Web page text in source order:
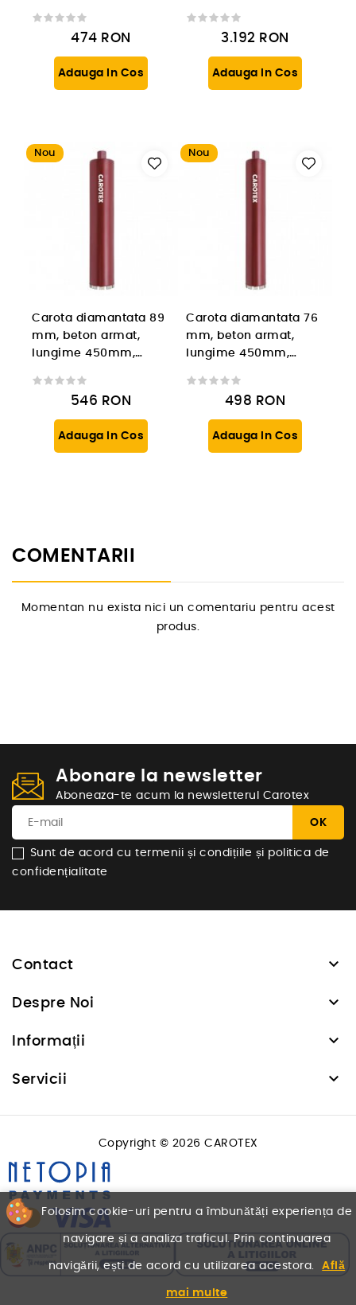
474 RON
Adauga In Cos
3.192 RON
Adauga In Cos
Nou
Carota diamantata 89
mm, beton armat,
lungime 450mm,
546 RON
Adauga In Cos
Nou
Carota diamantata 76
mm, beton armat,
lungime 450mm,
498 RON
Adauga In Cos
COMENTARII
Momentan nu exista nici un comentariu pentru acest
produs.
Abonare la newsletter
Aboneaza-te acum la newsletterul Carotex
Sunt de acord cu termenii și condițiile și politica de
confidențialitate
Contact 
Despre Noi 
Informații 
Servicii 
Folosim cookie-uri pentru a îmbunătăți experiența de
navigare și a analiza traficul. Prin continuarea
navigării, ești de acord cu utilizarea acestora. Află
mai multe
Copyright © 2026 CAROTEX